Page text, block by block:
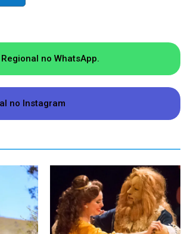
ser provocados por diversos
inflamável transportada sem os
no veículo. Por isso, agora, as
a origem do fogo. O trânsito no
mas foi normalizado após o
no WhatsApp.
no Instagram